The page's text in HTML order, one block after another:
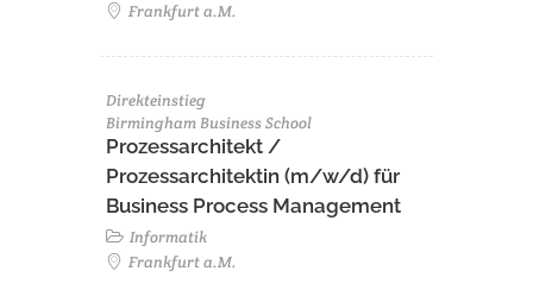
Frankfurt a.M.
Direkteinstieg
Birmingham Business School
Prozessarchitekt /
Prozessarchitektin (m/w/d) für
Business Process Management
Informatik
Frankfurt a.M.